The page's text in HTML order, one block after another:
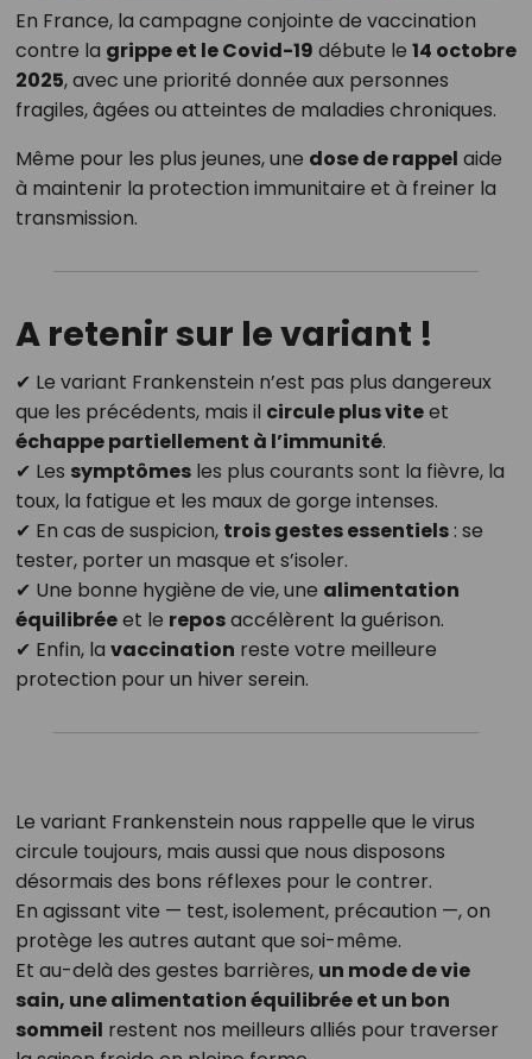
En France, la campagne conjointe de vaccination
contre la grippe et le Covid-19 débute le 14 octobre
2025, avec une priorité donnée aux personnes
fragiles, âgées ou atteintes de maladies chroniques.
Même pour les plus jeunes, une dose de rappel aide
à maintenir la protection immunitaire et à freiner la
transmission.
A retenir sur le variant !
✔ Le variant Frankenstein n’est pas plus dangereux
que les précédents, mais il circule plus viteet
échappe partiellement à l’immunité.
✔ Les symptômesles plus courants sont la fièvre, la
toux, la fatigue et les maux de gorge intenses.
✔ En cas de suspicion, trois gestes essentiels: se
tester, porter un masque et s’isoler.
✔ Une bonne hygiène de vie, une alimentation
équilibréeet le reposaccélèrent la guérison.
✔ Enfin, la vaccination reste votre meilleure
protection pour un hiver serein.
Le variant Frankenstein nous rappelle que le virus
circule toujours, mais aussi que nous disposons
désormais des bons réflexes pour le contrer.
En agissant vite — test, isolement, précaution —, on
protège les autres autant que soi-même.
Et au-delà des gestes barrières, un mode de vie
sain, une alimentation équilibrée et un bon
sommeil restent nos meilleurs alliés pour traverser